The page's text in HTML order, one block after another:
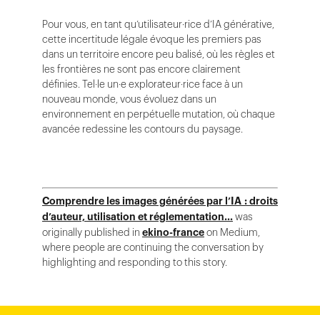
Pour vous, en tant qu’utilisateur·rice d’IA générative,
cette incertitude légale évoque les premiers pas
dans un territoire encore peu balisé, où les règles et
les frontières ne sont pas encore clairement
définies. Tel·le un·e explorateur·rice face à un
nouveau monde, vous évoluez dans un
environnement en perpétuelle mutation, où chaque
avancée redessine les contours du paysage.
Comprendre les images générées par l’IA : droits
d’auteur, utilisation et réglementation…was
originally published in ekino-franceon Medium,
where people are continuing the conversation by
highlighting and responding to this story.